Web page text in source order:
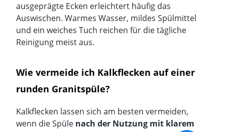
ausgeprägte Ecken erleichtert häufig das
Auswischen. Warmes Wasser, mildes Spülmittel
und ein weiches Tuch reichen für die tägliche
Reinigung meist aus.
Wie vermeide ich Kalkflecken auf einer
runden Granitspüle?
Kalkflecken lassen sich am besten vermeiden,
wenn die Spüle nach der Nutzung mit klarem